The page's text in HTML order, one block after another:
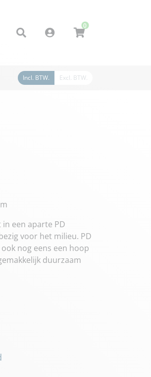
Account
0
Incl. BTW. Excl. BTW.
een aparte PD
voor het milieu. PD
nog eens een hoop
duurzaam